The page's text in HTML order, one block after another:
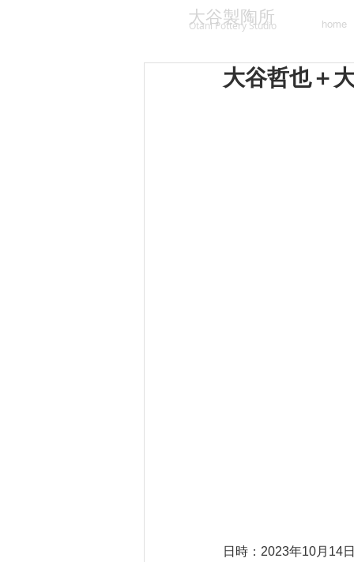
大谷製陶所
Otani Pottery Studio home
大谷哲也＋
日時：2023年10月14